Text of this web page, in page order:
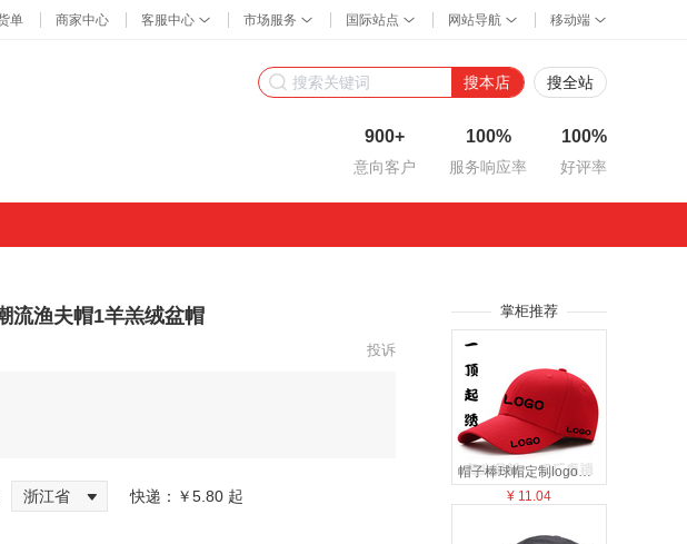
搜本店 搜全站
900+
意向客户
100%
服务响应率
100%
好评率
流渔夫帽1羊羔绒盆帽
投诉
浙江省 快递： ￥5.80 起
掌柜推荐
帽子棒球帽定制logo鸭舌帽旅游广告帽儿童帽遮阳帽定制刺绣批发
¥ 11.04